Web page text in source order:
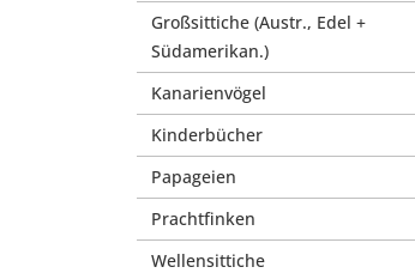
Großsittiche (Austr., Edel +
Südamerikan.)
Kanarienvögel
Kinderbücher
Papageien
Prachtfinken
Wellensittiche